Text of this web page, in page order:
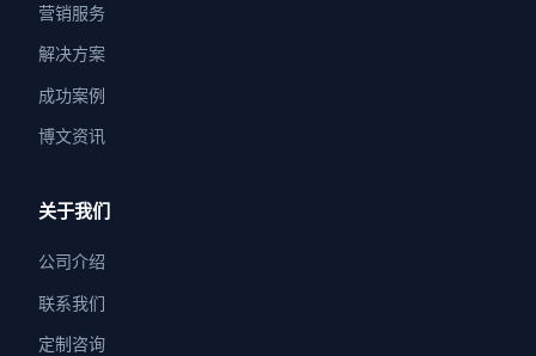
营销服务
解决方案
成功案例
博文资讯
关于我们
公司介绍
联系我们
定制咨询